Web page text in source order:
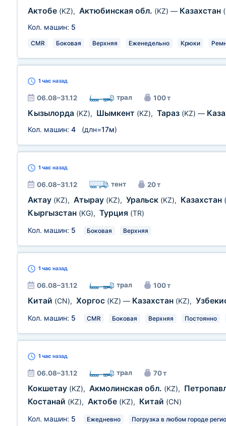
Актобе (KZ), Актюбинская обл. (KZ) — Казахстан
Кол. машин: 5
CMR Боковая Верхняя Еженедельно Крюки
1 час назад
06.08–31.12 трал 100 т
Кызылорда (KZ), Шымкент (KZ), Тараз (KZ) —
Кол. машин: 4 (длн=17м)
1 час назад
06.08–31.12 тент 20 т
Актау (KZ), Атырау (KZ), Уральск (KZ), Казахстан
Кыргызстан (KG), Турция (TR)
Кол. машин: 5 Боковая Верхняя
1 час назад
06.08–31.12 трал 100 т
Китай (CN), Хоргос (KZ) — Казахстан (KZ),
Кол. машин: 5 CMR Боковая Верхняя Постоянно
1 час назад
06.08–31.12 трал 70 т
Кокшетау (KZ), Акмолинская обл. (KZ),
Костанай (KZ), Актобе (KZ), Китай (CN)
Кол. машин: 5 Ежедневно Погрузка в любом городе